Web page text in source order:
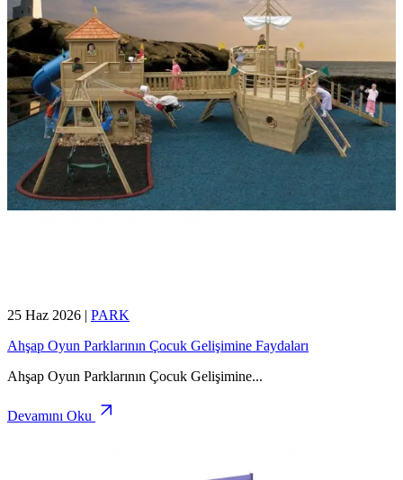
25 Haz 2026 | PARK
Ahşap Oyun Parklarının Çocuk Gelişimine Faydaları
Ahşap Oyun Parklarının Çocuk Gelişimine...
Devamını Oku